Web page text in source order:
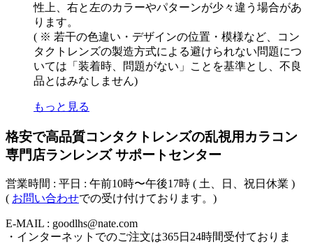
性上、右と左のカラーやパターンが少々違う場合があ
ります。
( ※ 若干の色違い・デザインの位置・模様など、コン
タクトレンズの製造方式による避けられない問題につ
いては「装着時、問題がない」ことを基準とし、不良
品とはみなしません)
もっと見る
格安で高品質コンタクトレンズの乱視用カラコン
専門店ランレンズ サポートセンター
営業時間 : 平日 : 午前10時〜午後17時 ( 土、日、祝日休業 )
( お問い合わせでの受け付けております。)
E-MAIL : goodlhs@nate.com
・インターネットでのご注文は365日24時間受付ておりま